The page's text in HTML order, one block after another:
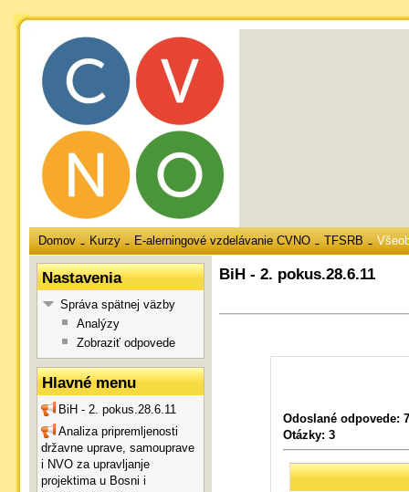
Domov → Kurzy → E-alerningové vzdelávanie CVNO → TFSRB →
BiH - 2. pokus.28.6.11
Odoslané odpovede: 7
Otázky: 3
Nastavenia
Správa spätnej väzby
Analýzy
Zobraziť odpovede
Hlavné menu
BiH - 2. pokus.28.6.11
Analiza pripremljenosti
državne uprave, samouprave
i NVO za upravljanje
projektima u Bosni i